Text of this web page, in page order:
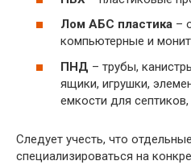
Лом АБС пластика –
компьютерные и
ПНД – трубы,
ящики, игрушки,
емкости для
Следует учесть, что
специализироваться на